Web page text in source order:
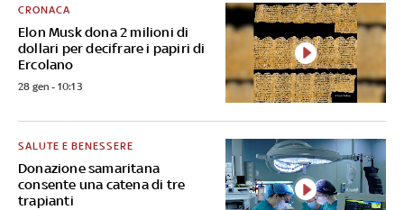
Elon Musk dona 2 milioni di
dollari per decifrare i papiri di
Ercolano
CRONACA
28 gen - 10:13
Donazione samaritana
consente una catena di tre
trapianti
SALUTE E BENESSERE